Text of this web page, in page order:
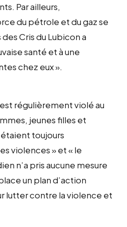
Par ailleurs,
du pétrole et du gaz se
Cris du Lubicon a
santé et à une
chez eux ».
régulièrement violé au
jeunes filles et
toujours
violences » et « le
n’a pris aucune mesure
un plan d’action
lutter contre la violence et